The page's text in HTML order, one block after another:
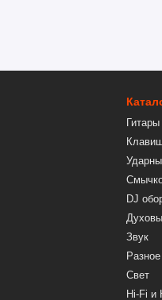
Гитары
DJ
Звук
Разное
Свет
Hi-Fi и